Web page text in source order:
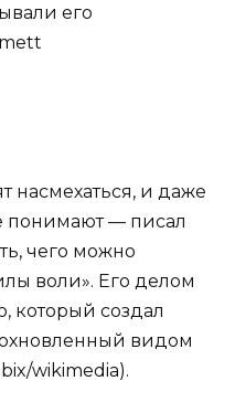
его
насмехаться, и даже
понимают — писал
чего можно
воли». Его делом
который создал
видом
wikimedia).